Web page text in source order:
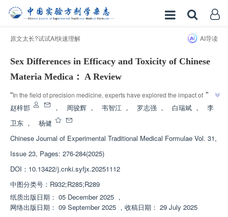
原文太长?试试AI快速理解 AI导读
Sex Differences in Efficacy and Toxicity of Chinese
Materia Medica： A Review
“In the field of precision medicine, experts have explored the impact of
gender differences in traditional Chinese medicine on its efficacy and
toxicity, providing scientific basis for optimizing clinical medication.
”
赵梓邯 ， 周骏辉 ， 韦智江 ， 罗志强 ， 白瑞斌 ，
李
卫东 ，
杨健
Chinese Journal of Experimental Traditional Medical Formulae Vol. 31,
Issue 23, Pages: 276-284(2025)
DOI： 10.13422/j.cnki.syfjx.20251112
中图分类号： R932;R285;R289
纸质出版日期： 05 December 2025 ，
网络出版日期： 09 September 2025 ， 收稿日期： 29 July 2025